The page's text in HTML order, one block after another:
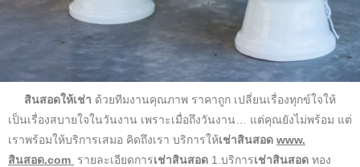
สินสอดให้เช่า ด้วยทีมงานคุณภาพ ราคาถูก เปลี่ยนเรื่องทุกข์ใจให้
เป็นเรื่องสบายใจในวันงาน เพราะเมื่อถึงวันงาน… แต่คุณยังไม่พร้อม แต่
เราพร้อมให้บริการเสมอ คิดถึงเรา บริการให้เช่าสินสอด www.
สินสอด.com รายละเอียดการเช่าสินสอด 1.บริการเช่าสินสอด ทอง